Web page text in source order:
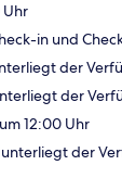
Uhr
in und
der
der
12:00 Uhr
der